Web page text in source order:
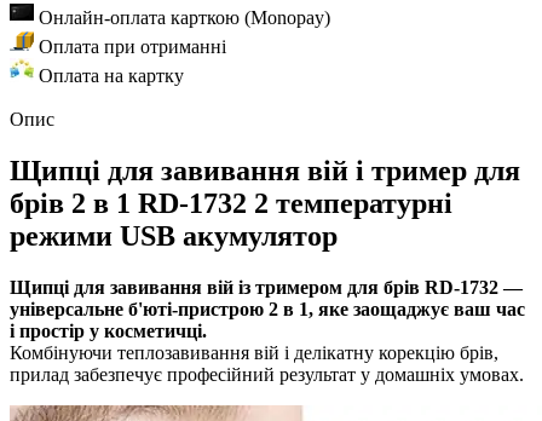
Онлайн-оплата карткою (Monopay)
Оплата при отриманні
Оплата на картку
Опис
Щипці для завивання вій і тример для
брів 2 в 1 RD-1732 2 температурні
режими USB акумулятор
Щипці для завивання вій із тримером для брів RD-1732 —
універсальне б'юті-пристрою 2 в 1, яке заощаджує ваш час
і простір у косметичці.
Комбінуючи теплозавивання вій і делікатну корекцію брів,
прилад забезпечує професійний результат у домашніх умовах.